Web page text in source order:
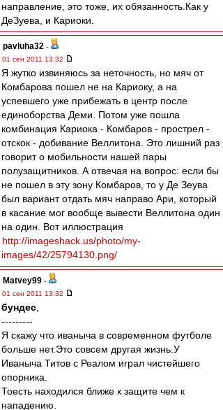
направление, это тоже, их обязанность.Как у
ДеЗуева, и Кариоки.
pavluha32 -
01 сен 2011 13:32
Я жутко извиняюсь за неточность, но мяч от
Комбарова пошел не на Кариоку, а на
успевшего уже прибежать в центр после
единоборства Деми. Потом уже пошла
комбинация Кариока - Комбаров - прострел -
отскок - добивание Веллитона. Это лишний раз
говорит о мобильности нашей пары
полузащитников. А отвечая на вопрос: если бы
не пошел в эту зону Комбаров, то у Де Зеува
был вариант отдать мяч направо Ари, который
в касание мог вообще вывести Веллитона один
на один. Вот иллюстрация
http://imageshack.us/photo/my-
images/42/25794130.png/
Matvey99 -
01 сен 2011 13:32
бундес
---------
Я скажу что иваныча в современном футболе
больше нет.Это совсем другая жизнь.У
Иваныча Титов с Реалом играл чистейшего
опорника.
Тоесть находился ближе к защите чем к
нападению.